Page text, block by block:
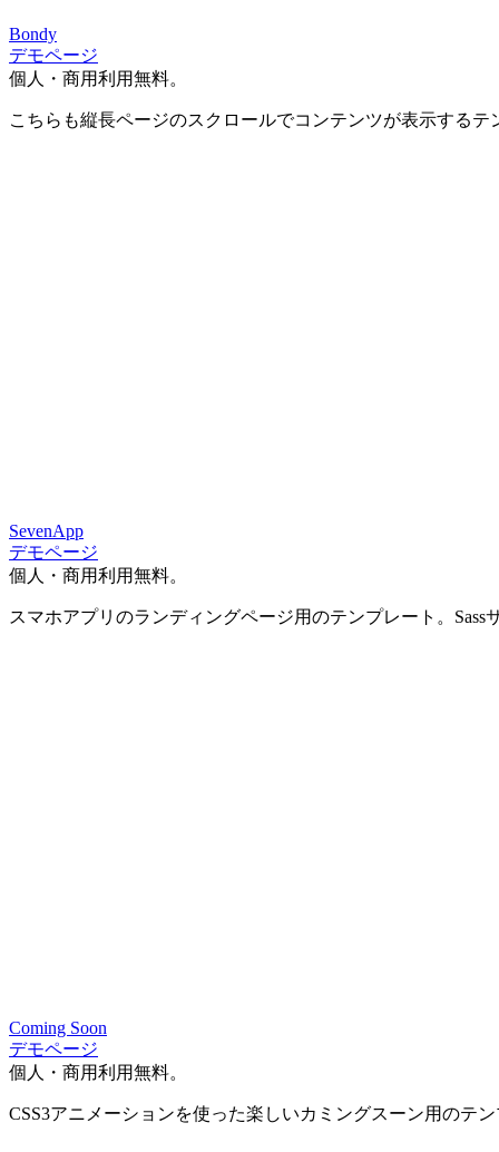
Bondy
デモページ
個人・商用利用無料。
こちらも縦長ページのスクロールでコンテンツが表示する
SevenApp
デモページ
個人・商用利用無料。
スマホアプリのランディングページ用のテンプレート。Sass
Coming Soon
デモページ
個人・商用利用無料。
CSS3アニメーションを使った楽しいカミングスーン用のテン